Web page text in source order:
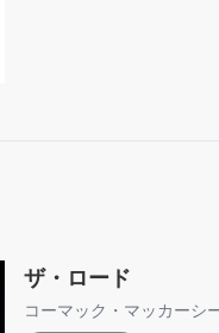
ザ・ロード
コーマック・マッカーシ